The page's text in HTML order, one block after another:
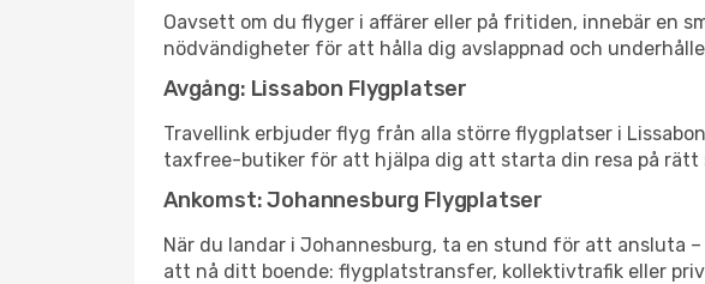
Oavsett om du flyger i affärer eller på fritiden, innebär en
nödvändigheter för att hålla dig avslappnad och
Avgång: Lissabon Flygplatser
Travellink erbjuder flyg från alla större flygplatser i
taxfree-butiker för att hjälpa dig att starta din resa på rätt
Ankomst: Johannesburg Flygplatser
När du landar i Johannesburg, ta en stund för att ansluta
att nå ditt boende: flygplatstransfer, kollektivtrafik eller